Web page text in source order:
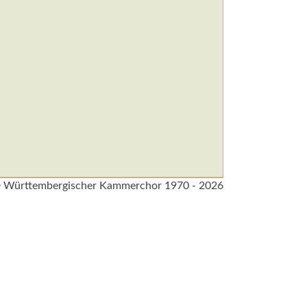
Kammerchor 1970 - 2026